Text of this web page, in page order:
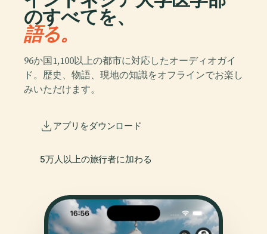
のすべてを、
語る。
96か国1,100以上の都市に対応したオーディオガイ
ド。歴史、物語、現地の知識をオフラインでお楽し
みいただけます。
アプリをダウンロード
5万人以上の旅行者に加わる